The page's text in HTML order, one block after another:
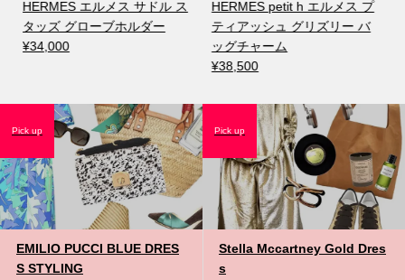
HERMES エルメス サドル ス
タッズ グローブホルダー
¥34,000
HERMES petit h エルメス プ
ティアッシュ グリズリー バ
ッグチャーム
¥38,500
EMILIO PUCCI BLUE DRES
S STYLING
Pick up
Stella Mccartney Gold Dres
s
Pick up